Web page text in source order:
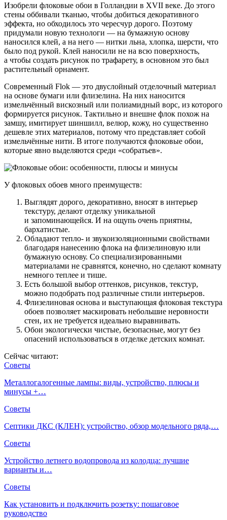
Изобрели флоковые обои в Голландии в XVII веке. До этого
стены оббивали тканью, чтобы добиться декоративного
эффекта, но обходилось это чересчур дорого. Поэтому
придумали новую технологи — на бумажную основу
наносился клей, а на него — нитки льна, хлопка, шерсти, что
было под рукой. Клей наносили не на всю поверхность,
а чтобы создать рисунок по трафарету, в основном это был
растительный орнамент.
Современный Flok — это двуслойный отделочный материал
на основе бумаги или флизелина. На них наносится
измельчённый вискозный или полиамидный ворс, из которого
формируется рисунок. Тактильно и внешне флок похож на
замшу, имитирует шиншилл, велюр, кожу, но существенно
дешевле этих материалов, потому что представляет собой
измельчённые нити. В итоге получаются флоковые обои,
которые явно выделяются среди «собратьев».
У флоковых обоев много преимуществ:
Выглядят дорого, декоративно, вносят в интерьер
текстуру, делают отделку уникальной
и запоминающейся. И на ощупь очень приятны,
бархатистые.
Обладают тепло- и звукоизоляционными свойствами
благодаря нанесению флока на флизелиновую или
бумажную основу. Со специализированными
материалами не сравнятся, конечно, но сделают комнату
немного теплее и тише.
Есть большой выбор оттенков, рисунков, текстур,
можно подобрать под различные стили интерьеров.
Флизелиновая основа и выступающая флоковая текстура
обоев позволяет маскировать небольшие неровности
стен, их не требуется идеально выравнивать.
Обои экологически чистые, безопасные, могут без
опасений использоваться в отделке детских комнат.
Сейчас читают:
Советы
Металлогалогенные лампы: виды, устройство, плюсы и
минусы +…
Советы
Септики ДКС (КЛЕН): устройство, обзор модельного ряда,…
Советы
Устройство летнего водопровода из колодца: лучшие
варианты и…
Советы
Как установить и подключить розетку: пошаговое
руководство